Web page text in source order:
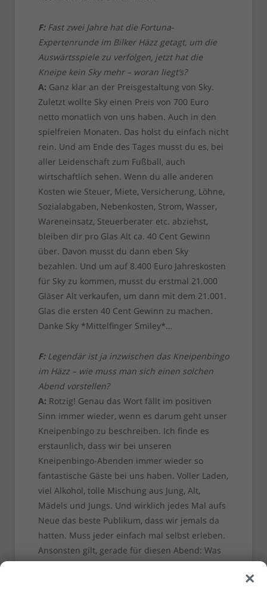
F:Fast zwei Jahre hat die Fortuna-
Expertenrunde im Bilker Häzz getagt, um die
Auswärtsspiele zu verfolgen, jetzt hat die
Kneipe kein Sky mehr – woran liegt’s?
A: Ganz klar an der Preisgestaltung von Sky.
Zuletzt wollte Sky einen Preis von 700 Euro
netto monatlich von uns haben. Auch in den
spielfreien Monaten. Das holst du einfach nicht
rein. Und am Ende des Tages musst du es, bei
aller Leidenschaft zum Fußball, auch
wirtschaftlich sehen. Wenn du alle anderen
Kosten wie Steuer, Miete, Versicherung, Löhne,
Sozialabgaben, Nebenkosten, Strom, Wasser,
Wareneinsatz, Steuerberater etc. abziehst,
bleiben dir pro Glas Alt ca. 40 Cent Gewinn
über. Davon musst du dann eben Sky
bezahlen. Und um auf 8.400 Euro Jahreskosten
für Sky zu kommen, musst du erstmal 21.000
Gläser Alt verkaufen, um dann mit dem 21.001.
Glas die ersten 40 Cent Gewinn zu machen.
Danke Sky *Mittelfinger Smiley*…
F:Legendär ist ja inzwischen das Kneipenbingo
im Häzz – wie muss man sich einen solchen
Abend vorstellen?
A: Rotzig! Genau das Wort fällt im positiven
Sinn immer wieder, wenn es darum geht unser
Kneipenbingo zu beschreiben. Ich finde es
erstaunlich, dass wir bei unseren
Kneipenbingo-Abenden immer wieder so
fantastische Gäste bei uns haben. Voller Laden,
viel Alkohol, tolle Mischung aus Jung, Alt,
Mädels und Jungs. Und wirklich jedes Mal aufs
Neue das beste Publikum, dass wir jemals da
hatten. Muss jeder einfach mal selbst erleben.
Ansonsten gilt, gerade für diesen Abend: Was
im Bilker Häzz passiert, bleibt im Bilker Häzz.
×